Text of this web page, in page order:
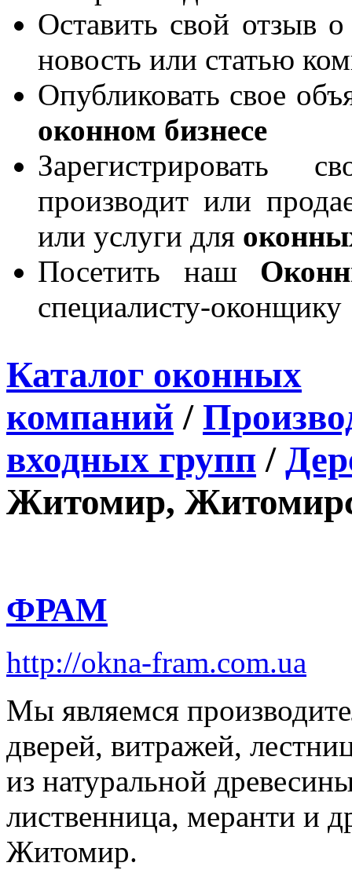
Оставить свой отзыв
новость или статью
Опубликовать свое
оконном бизнесе
производит или
или услуги для
Посетить наш
специалисту-оконщику
Каталог оконных
компаний /
входных групп /
Житомир,
ФРАМ
http://okna-fram.com.ua
Мы являемся
дверей, витражей,
из натуральной
лиственница, меранти и
Житомир.